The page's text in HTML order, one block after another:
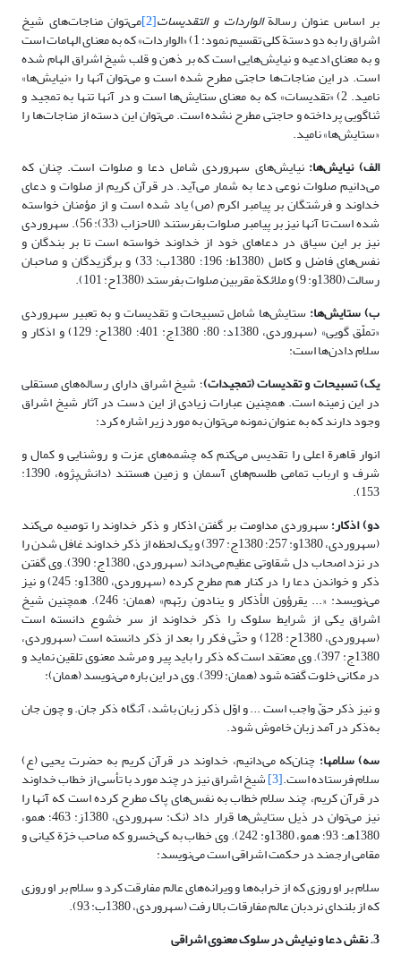
بر اساس عنوان رسالةالواردات و التقدیسات[2] می‌توان مناجات‌های شیخ
اشراق را به دو دستة کلی تقسیم نمود: 1) «الواردات» که به معنای الهامات است
و به معنای ادعیه و نیایش‌هایی است که بر ذهن و قلب شیخ اشراق الهام شده
است. در این مناجات‌ها حاجتی مطرح شده است و می‌توان آنها را «نیایش‌ها»
نامید. 2) «تقدیسات» که به معنای ستایش‌ها است و در آنها تنها به تمجید و
ثنا‌گویی پرداخته و حاجتی مطرح نشده است. می‌توان این دسته از مناجات‌ها را
«ستایش‌ها» نامید.
الف) نیایش‌ها: نیایش‌های سهروردی شامل دعا و صلوات است. چنان که
می‌دانیم صلوات نوعی دعا به شمار می‌آید. در قرآن کریم از صلوات و دعای
خداوند و فرشتگان بر پیامبر اکرم (ص) یاد شده است و از مؤمنان خواسته
شده است تا آنها نیز بر پیامبر صلوات بفرستند (الاحزاب (33): 56). سهروردی
نیز بر این سیاق در دعاهای خود از خداوند خواسته است تا بر بندگان و
نفس‌های فاضل و کامل (1380ط: 196؛ 1380ب: 33) و برگزیدگان و صاحبان
رسالت (1380و: 9) و ملائکة مقربین صلوات بفرستد (1380ح: 101).
ب) ستایش‌ها: ستایش‌ها شامل تسبیحات و تقدیسات و به تعبیر سهروردی
«تملّق گویی» (سهروردی، 1380د: 80؛ 1380ج: 401؛ 1380ح: 129) و اذکار و
سلام‌ دادن‌ها است:
یک) تسبیحات و تقدیسات (تمجیدات)؛ شیخ اشراق دارای رساله‌های مستقلی
در این زمینه است. همچنین عبارات زیادی از این دست در آثار شیخ اشراق
وجود دارند که به عنوان نمونه می‌توان به مورد زیر اشاره کرد:
انوار قاهرة اعلی را تقدیس می‌کنم که چشمه‌های عزت و روشنایی و کمال و
شرف و ارباب تمامی طلسم‌های آسمان و زمین هستند (دانش‌پژوه، 1390:
153).
دو) اذکار؛سهروردی مداومت بر گفتن اذکار و ذکر خداوند را توصیه می‌کند
(سهروردی، 1380و: 257؛ 1380ج: 397) و یک لحظه از ذکر خداوند غافل شدن را
در نزد اصحاب دل شقاوتی عظیم می‌داند (سهروردی، 1380ج: 390). وی گفتن
ذکر و خواندن دعا را در کنار هم مطرح کرده (سهروردی، 1380و: 245) و نیز
می‌نویسد: «... یقرؤون الأذکار و ینادون ربّهم» (همان: 246). همچنین شیخ
اشراق یکی از شرایط سلوک را ذکر خداوند از سر خشوع دانسته است
(سهروردی، 1380ح: 128) و حتّی فکر را بعد از ذکر دانسته است (سهروردی،
1380ج: 397). وی معتقد است که ذکر را باید پیر و مرشد معنوی تلقین نماید و
در مکانی خلوت گفته شود (همان: 399). وی در این باره می‌نویسد (همان):
و نیز ذکر حقّ واجب است ... و اوّل ذکر زبان باشد، آنگاه ذکر جان. و چون جان
به‌ذکر در آمد زبان خاموش شود.
سه) سلامها؛ چنان‌که می‌دانیم، خداوند در قرآن کریم به حضرت یحیی (ع)
سلام فرستاده است.[3] شیخ اشراق نیز در چند مورد با تأسی از خطاب خداوند
در قرآن کریم، چند سلام خطاب به نفس‌های پاک مطرح کرده است که آنها را
نیز می‌توان در ذیل ستایش‌ها قرار داد (نک: سهروردی، 1380ز: 463؛ همو،
1380هـ: 93؛ همو، 1380و: 242). وی خطاب به کی‌خسرو که صاحب خرّة کیانی و
مقامی ارجمند در حکمت اشراقی است می‌نویسد:
سلام بر او روزی که از خرابه‌ها و ویرانه‌های عالم مفارقت کرد و سلام بر او روزی
که از بلندای نردبان عالم مفارقات بالا رفت (سهروردی، 1380ب: 93).
3. نقش دعا و نیایش در سلوک معنوی اشراقی